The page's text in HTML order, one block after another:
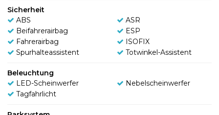
Sicherheit
ABS
ASR
Beifahrerairbag
ESP
Fahrerairbag
ISOFIX
Spurhalteassistent
Totwinkel-Assistent
Beleuchtung
LED-Scheinwerfer
Nebelscheinwerfer
Tagfahrlicht